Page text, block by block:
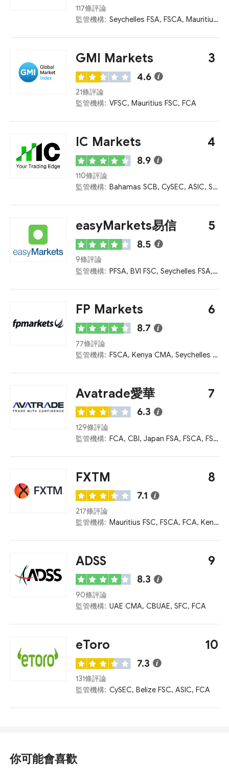
117條評論
監管機構:
Seychelles FSA, FSCA, Mauritius FSC
GMI Markets 3
4.6
21條評論
監管機構: VFSC, Mauritius FSC, FCA
IC Markets 4
8.9
110條評論
監管機構:
Bahamas SCB, CySEC, ASIC, Seychelles FSA, FCA
easyMarkets易信 5
8.5
9條評論
監管機構:
PFSA, BVI FSC, Seychelles FSA, ASIC, CySEC
FP Markets 6
8.7
77條評論
監管機構:
FSCA, Kenya CMA, Seychelles FSA, ASIC, CySEC
Avatrade愛華 7
6.3
129條評論
監管機構:
FCA, CBI, Japan FSA, FSCA, FSRA, BVI FSC, ASIC, ISA
FXTM 8
7.1
217條評論
監管機構:
Mauritius FSC, FSCA, FCA, Kenya CMA
ADSS 9
8.3
90條評論
監管機構: UAE CMA, CBUAE, SFC, FCA
eToro 10
7.3
131條評論
監管機構: CySEC, Belize FSC, ASIC, FCA
你可能會喜歡